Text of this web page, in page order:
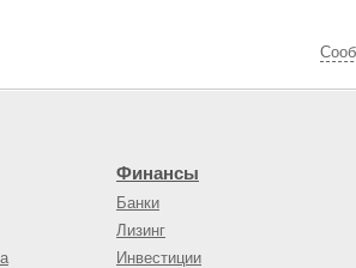
Финансы
Банки
Лизинг
Инвестиции